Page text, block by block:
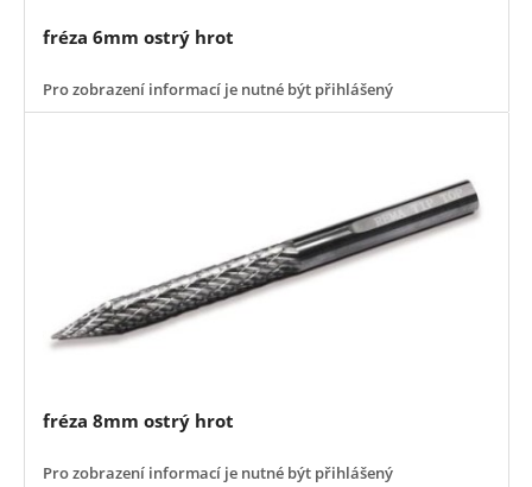
fréza 6mm ostrý hrot
Pro zobrazení informací je nutné být přihlášený
fréza 8mm ostrý hrot
Pro zobrazení informací je nutné být přihlášený